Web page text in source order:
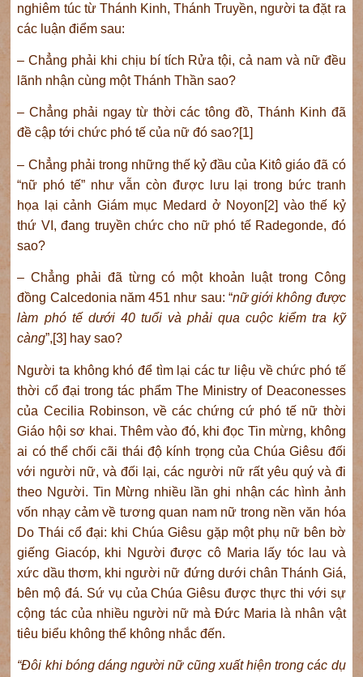
nghiêm túc từ Thánh Kinh, Thánh Truyền, người ta đặt ra
các luận điểm sau:
– Chẳng phải khi chịu bí tích Rửa tội, cả nam và nữ đều
lãnh nhận cùng một Thánh Thần sao?
– Chẳng phải ngay từ thời các tông đồ, Thánh Kinh đã
đề cập tới chức phó tế của nữ đó sao?[1]
– Chẳng phải trong những thế kỷ đầu của Kitô giáo đã có
“nữ phó tế” như vẫn còn được lưu lại trong bức tranh
họa lại cảnh Giám mục Medard ở Noyon[2] vào thế kỷ
thứ VI, đang truyền chức cho nữ phó tế Radegonde, đó
sao?
– Chẳng phải đã từng có một khoản luật trong Công
đồng Calcedonia năm 451 như sau: “nữ giới không được
làm phó tế dưới 40 tuổi và phải qua cuộc kiểm tra kỹ
càng”,[3] hay sao?
Người ta không khó để tìm lại các tư liệu về chức phó tế
thời cổ đại trong tác phẩm The Ministry of Deaconesses
của Cecilia Robinson, về các chứng cứ phó tế nữ thời
Giáo hội sơ khai. Thêm vào đó, khi đọc Tin mừng, không
ai có thể chối cãi thái độ kính trọng của Chúa Giêsu đối
với người nữ, và đối lại, các người nữ rất yêu quý và đi
theo Người. Tin Mừng nhiều lần ghi nhận các hình ảnh
vốn nhạy cảm về tương quan nam nữ trong nền văn hóa
Do Thái cổ đại: khi Chúa Giêsu gặp một phụ nữ bên bờ
giếng Giacóp, khi Người được cô Maria lấy tóc lau và
xức dầu thơm, khi người nữ đứng dưới chân Thánh Giá,
bên mộ đá. Sứ vụ của Chúa Giêsu được thực thi với sự
cộng tác của nhiều người nữ mà Đức Maria là nhân vật
tiêu biểu không thể không nhắc đến.
“Đôi khi bóng dáng người nữ cũng xuất hiện trong các dụ